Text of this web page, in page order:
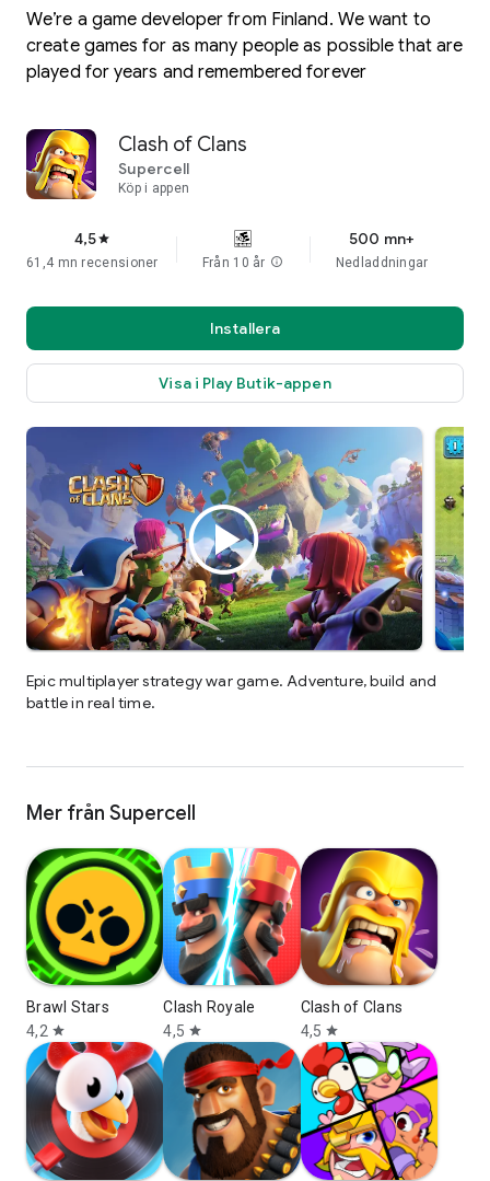
We’re a game developer from Finland. We want to
create games for as many people as possible that are
played for years and remembered forever
Clash of Clans
Supercell
Köp i appen
4,5star
61,4 mn recensioner Från 10 år info
500 mn+
Nedladdningar
Installera
Visa i Play Butik-appen
Epic multiplayer strategy war game. Adventure, build and
battle in real time.
Mer från Supercell
Brawl Stars
4,2 star
Clash Royale
4,5 star
Clash of Clans
4,5 star